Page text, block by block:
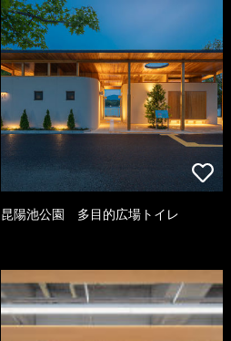
昆陽池公園 多目的広場トイレ